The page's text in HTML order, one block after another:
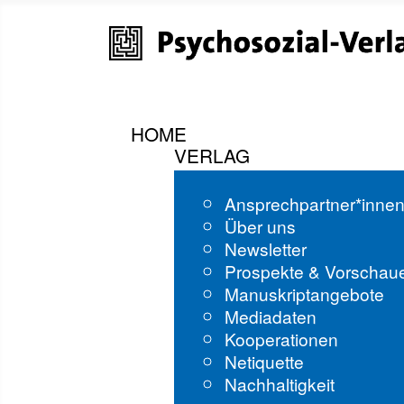
HOME
VERLAG
Über uns
Newsletter
Prospekte &
Manuskriptangebote
Mediadaten
Kooperationen
Netiquette
Nachhaltigkeit